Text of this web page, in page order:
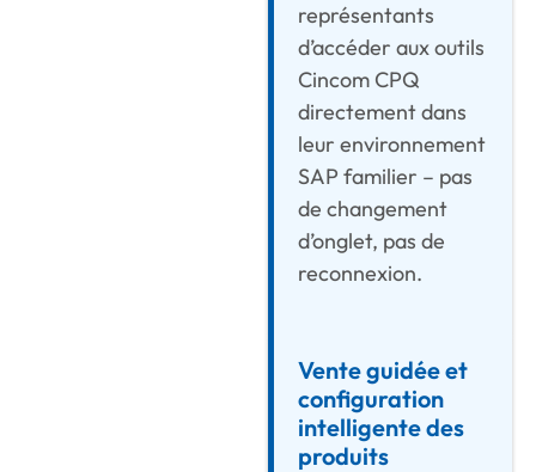
représentants
d’accéder aux outils
Cincom CPQ
directement dans
leur environnement
SAP familier – pas
de changement
d’onglet, pas de
reconnexion.
Vente guidée et
configuration
intelligente des
produits